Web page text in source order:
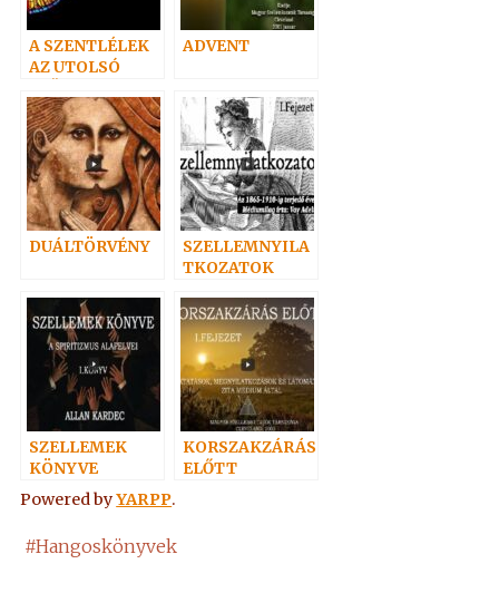
A SZENTLÉLEK
AZ UTOLSÓ
ADVENT
DUÁLTÖRVÉNY
SZELLEMNYILA
TKOZATOK
SZELLEMEK
KÖNYVE
KORSZAKZÁRÁS
ELŐTT
Powered byYARPP.
#Hangoskönyvek